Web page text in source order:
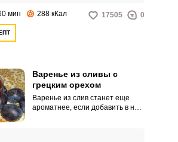
мин 288 кКал 17505 0
Варенье из сливы с
грецким орехом
Варенье из слив станет еще
ароматнее, если добавить в них